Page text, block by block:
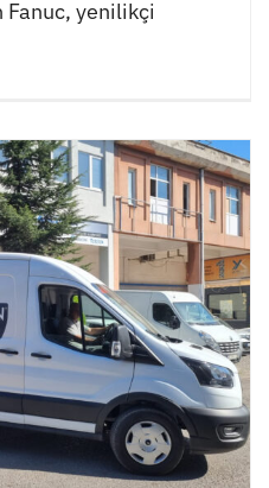
yenilikçi